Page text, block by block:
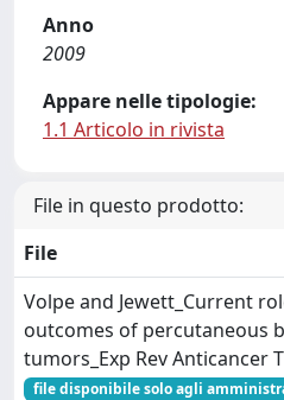
Anno
2009
Appare nelle tipologie:
1.1 Articolo in rivista
File in questo prodotto:
File
Volpe and Jewett_Current
outcomes of percutaneous
tumors_Exp Rev Anticancer
file disponibile solo agli